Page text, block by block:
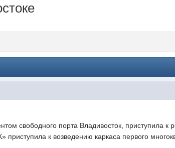
свободного порта Владивосток, приступила к
к возведению каркаса первого